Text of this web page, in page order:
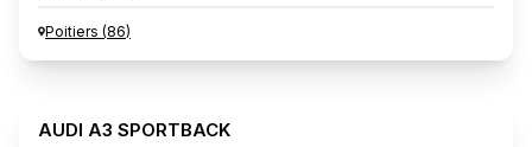
Poitiers (86)
AUDI A3 SPORTBACK